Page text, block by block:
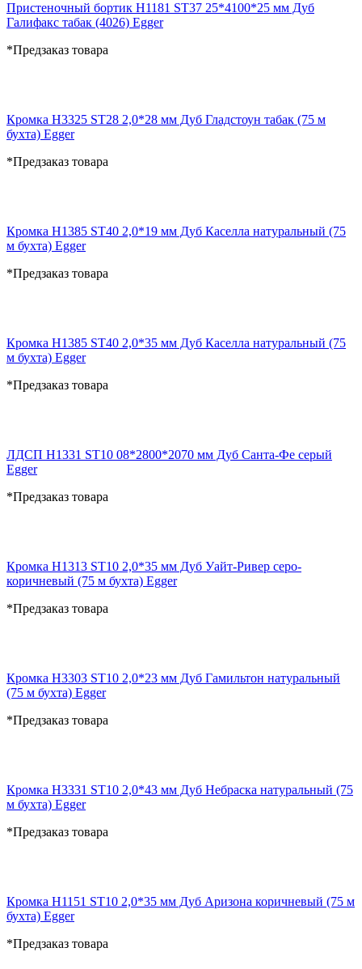
Пристеночный бортик H1181 ST37 25*4100*25 мм Дуб
Галифакс табак (4026) Egger
*Предзаказ товара
Кромка H3325 ST28 2,0*28 мм Дуб Гладстоун табак (75 м
бухта) Egger
*Предзаказ товара
Кромка H1385 ST40 2,0*19 мм Дуб Каселла натуральный (75
м бухта) Egger
*Предзаказ товара
Кромка H1385 ST40 2,0*35 мм Дуб Каселла натуральный (75
м бухта) Egger
*Предзаказ товара
ЛДСП H1331 ST10 08*2800*2070 мм Дуб Санта-Фе серый
Egger
*Предзаказ товара
Кромка H1313 ST10 2,0*35 мм Дуб Уайт-Ривер серо-
коричневый (75 м бухта) Egger
*Предзаказ товара
Кромка H3303 ST10 2,0*23 мм Дуб Гамильтон натуральный
(75 м бухта) Egger
*Предзаказ товара
Кромка H3331 ST10 2,0*43 мм Дуб Небраска натуральный (75
м бухта) Egger
*Предзаказ товара
Кромка H1151 ST10 2,0*35 мм Дуб Аризона коричневый (75 м
бухта) Egger
*Предзаказ товара